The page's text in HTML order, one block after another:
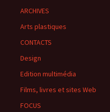
ARCHIVES
Arts plastiques
CONTACTS
Design
Edition multimédia
Films, livres et sites Web
FOCUS